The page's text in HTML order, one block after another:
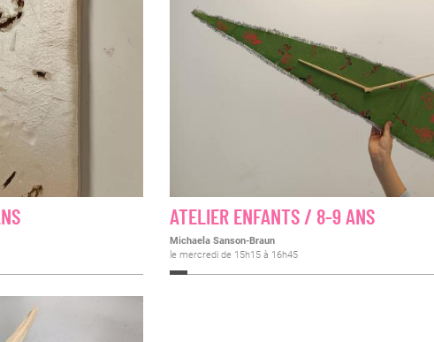
ATELIER ENFANTS / 8-9 ANS
Michaela Sanson-Braun
le mercredi de 15h15 à 16h45